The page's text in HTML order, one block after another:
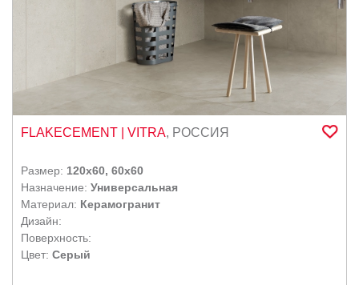
FLAKECEMENT | VITRA, РОССИЯ
Размер: 120x60, 60x60
Назначение: Универсальная
Материал: Керамогранит
Дизайн:
Поверхность:
Цвет: Серый